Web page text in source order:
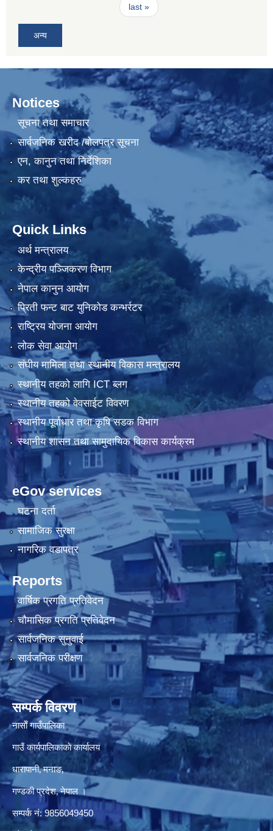
last »
अन्य
Notices
सूचना तथा समाचार
सार्वजनिक खरीद /बोलपत्र सूचना
एन, कानुन तथा निर्देशिका
कर तथा शुल्कहरु
Quick Links
अर्थ मन्त्रालय
केन्द्रीय पञ्जिकरण विभाग
नेपाल कानुन आयोग
प्रिती फन्ट बाट युनिकोड कन्भर्रटर
राष्ट्रिय योजना आयोग
लोक सेवा आयोग
संघीय मामिला तथा स्थानीय विकास मन्त्रालय
स्थानीय तहको लागि ICT ब्लग
स्थानीय तहको वेवसाईट विवरण
स्थानीय पूर्वाधार तथा कृषि सडक विभाग
स्थानीय शासन तथा सामुदायिक विकास कार्यक्रम
eGov services
घटना दर्ता
सामाजिक सुरक्षा
नागरिक वडापत्र
Reports
वार्षिक प्रगति प्रतिवेदन
चौमासिक प्रगति प्रतिवेदन
सार्वजनिक सुनुवाई
सार्वजनिक परीक्षण
सम्पर्क विवरण
नासाेँ गाउँपालिका
गाउँ कार्यपालिकाकाे कार्यालय
धारापानी‚ मनाङ‚
गण्डकी प्रदेश‚ नेपाल ।
सम्पर्क न‌ं‍: 9856049450